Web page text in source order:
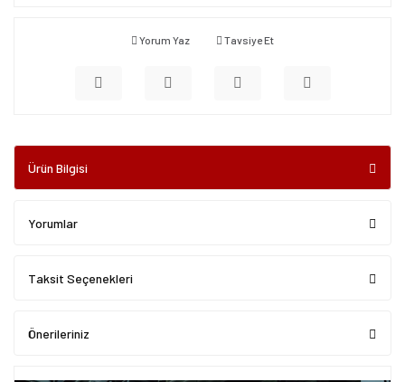
Yorum Yaz Tavsiye Et
Ürün Bilgisi
Yorumlar
Taksit Seçenekleri
Önerileriniz